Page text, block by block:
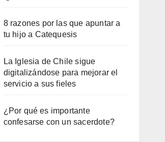
8 razones por las que apuntar a
tu hijo a Catequesis
La Iglesia de Chile sigue
digitalizándose para mejorar el
servicio a sus fieles
¿Por qué es importante
confesarse con un sacerdote?